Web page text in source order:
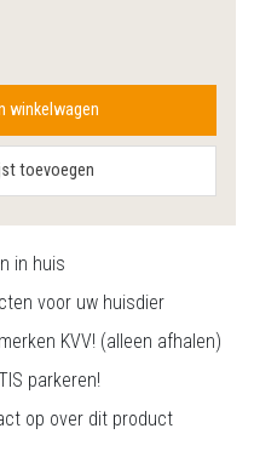
winkelwagen
toevoegen
in huis
voor uw huisdier
KVV! (alleen afhalen)
parkeren!
op over dit product